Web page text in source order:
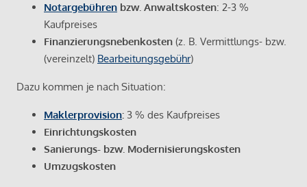
Notargebühren bzw. Anwaltskosten: 2-3 %
Kaufpreises
Finanzierungsnebenkosten (z. B. Vermittlungs- bzw.
(vereinzelt) Bearbeitungsgebühr)
Dazu kommen je nach Situation:
Maklerprovision: 3 % des Kaufpreises
Einrichtungskosten
Sanierungs- bzw. Modernisierungskosten
Umzugskosten